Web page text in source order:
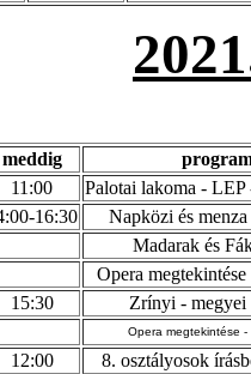
meddig
11:00
Palotai lakoma -
16:30
Napközi és
Madarak és
Opera
15:30
Zrínyi -
Opera megtekintése
12:00
8. osztályosok